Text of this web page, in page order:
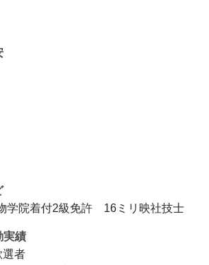
学院着付2級免許 16ミリ映社技士
実績
選者